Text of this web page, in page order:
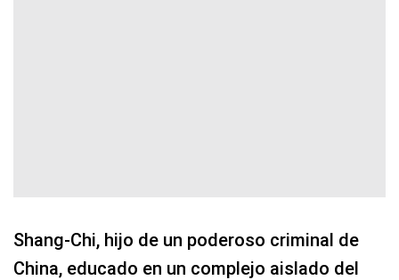
Shang-Chi, hijo de un poderoso criminal de
China, educado en un complejo aislado del